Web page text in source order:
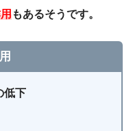
もあるそうです。
低下